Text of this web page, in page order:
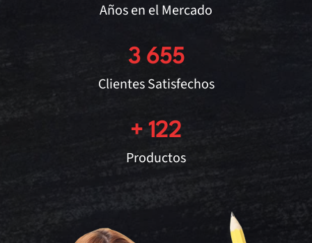
Años en el Mercado
3 655
Clientes Satisfechos
+ 122
Productos